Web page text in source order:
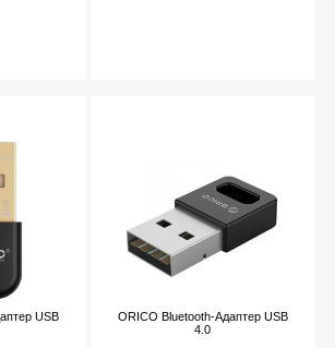
USB
ORICO Bluetooth-Адаптер USB
4.0